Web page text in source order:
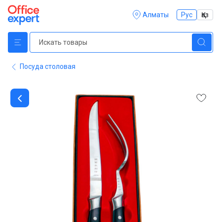
Алматы Рус Қаз
Посуда столовая